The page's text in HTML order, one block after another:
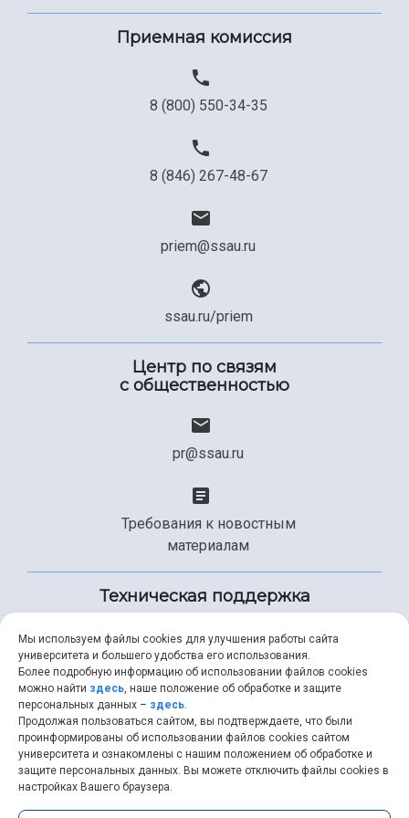
Официальные документы
Приемная комиссия
8 (800) 550-34-35
8 (846) 267-48-67
priem@ssau.ru
ssau.ru/priem
Центр по связям
с общественностью
pr@ssau.ru
Требования к новостным
материалам
Техническая поддержка
+7 (846) 267-49-99
help@ssau.ru
Мы используем файлы cookies для улучшения работы сайта
университета и большего удобства его использования.
Более подробную информацию об использовании файлов cookies
можно найти здесь, наше положение об обработке и защите
персональных данных – здесь.
Продолжая пользоваться сайтом, вы подтверждаете, что были
проинформированы об использовании файлов cookies сайтом
университета и ознакомлены с нашим положением об обработке и
защите персональных данных. Вы можете отключить файлы cookies в
настройках Вашего браузера.